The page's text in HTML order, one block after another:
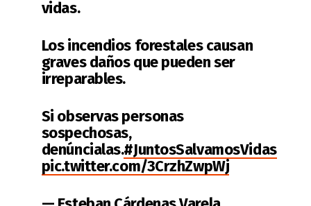
vidas.
Los incendios forestales causan
graves daños que pueden ser
irreparables.
Si observas personas
sospechosas,
denúncialas.#JuntosSalvamosVidas
pic.twitter.com/3CrzhZwpWj